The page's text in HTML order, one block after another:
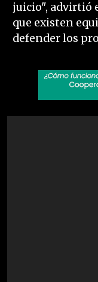
juicio", advirtió
que existen
defender los